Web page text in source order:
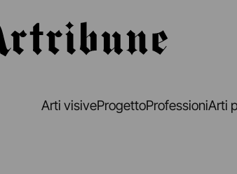
Arti visiveProgettoProfessioniArti